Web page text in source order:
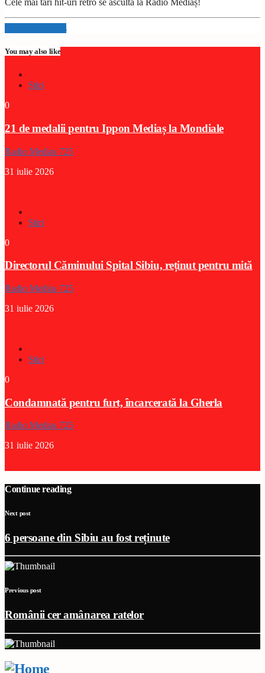
Info and episodes
You may also like
Stiri
0
21 de medalii pentru Ippon Mediaș la Mondiale
Radio Medias 725
31 iulie 2026
Stiri
0
Directorul Căminului Spital Sibiu, reținut pentru mită
Radio Medias 725
31 iulie 2026
Stiri
0
Condamnată pentru furt, încarcerată la Gherla
Radio Medias 725
31 iulie 2026
Continue reading
Next post
6 persoane din Sibiu au fost reținute
Previous post
Românii cer amânarea ratelor